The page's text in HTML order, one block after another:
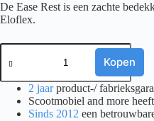
De Ease Rest is een zachte
Eloflex.
Eloflex
Ease
aantal
Kopen
2 jaarproduct-/
Scootmobiel and more
Sinds 2012 een